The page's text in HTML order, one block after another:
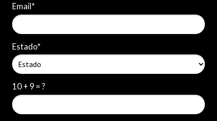
Email*
Estado*
10 + 9 = ?